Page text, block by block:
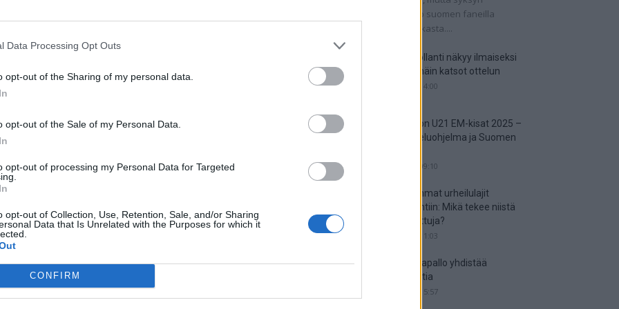
Data Processing Opt Outs
opt-out of the Sharing of my personal data.
opt-out of the Sale of my Personal Data.
opt-out of processing my Personal Data for Targeted
opt-out of Collection, Use, Retention, Sale, and/or Sharing
Data that Is Unrelated with the Purposes for which it
CONFIRM
3-1. Näin ollen Mestarien liigassa nähdään
saman tilanteen edessä. Arsenal kohtaa kotonaan
vieraaksi semifinaalien toisissa osissa.
päättyi 2-1 -voittoon Villarrealille. Arsenal onnistui
vaikka lähteekin illan otteluun pienenä
jännitettävää, sillä Arsenal on näistä joukkueista
Manchester Unitedin välillä on sen sijaan lähinnä
vierasjoukkue AS Roman tylysti 6-2 ja tänään
jatkoon. Kahden vierasmaalin myötä
tuloksella 6-2 mentäisiin jatko-otteluun.
ratkaisuottelut kertovat, onko suomen faneilla
realistista unelmoida kisapaikasta....
Suomi-Hollanti näkyy ilmaiseksi
TV:stä – näin katsot ottelun
06.06.2025 14:00
Jalkapallon U21 EM-kisat 2025 –
tässä otteluohjelma ja Suomen
18.05.2025 09:10
Suosituimmat urheilulajit
vedonlyöntiin: Mikä tekee niistä
niin suosittuja?
05.05.2025 11:03
Miten jalkapallo yhdistää
kansakuntia
25.04.2025 15:57